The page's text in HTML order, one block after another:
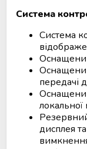
Система
Система
передачі
дисплея